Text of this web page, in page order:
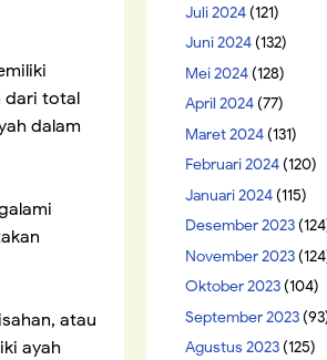
dari total
dalam
atau
ayah
Juli 2024(121)
Juni 2024(132)
Mei 2024(128)
April 2024(77)
Maret 2024(131)
Februari 2024(120)
Januari 2024(115)
Desember 2023
November 2023
Oktober 2023(104)
September 2023
Agustus 2023(125)